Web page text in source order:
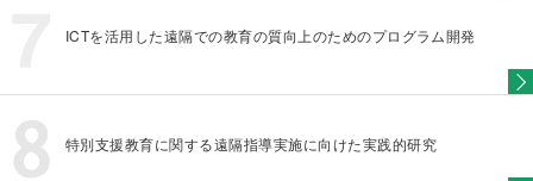
ICTを活用した遠隔での教育の質向上のためのプログラム開発
特別支援教育に関する遠隔指導実施に向けた実践的研究